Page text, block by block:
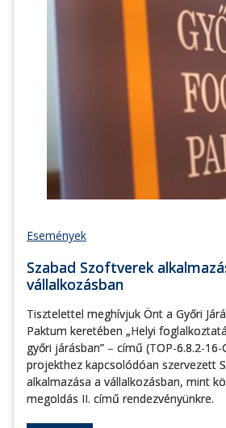
Események
Szabad Szoftverek
vállalkozásban
Tisztelettel meghívjuk Önt a Győri
Paktum keretében „Helyi
győri járásban” – című (TOP-6.8.2-16-
projekthez kapcsolódóan szervezett
alkalmazása a vállalkozásban, mint
megoldás II. című rendezvényünkre.